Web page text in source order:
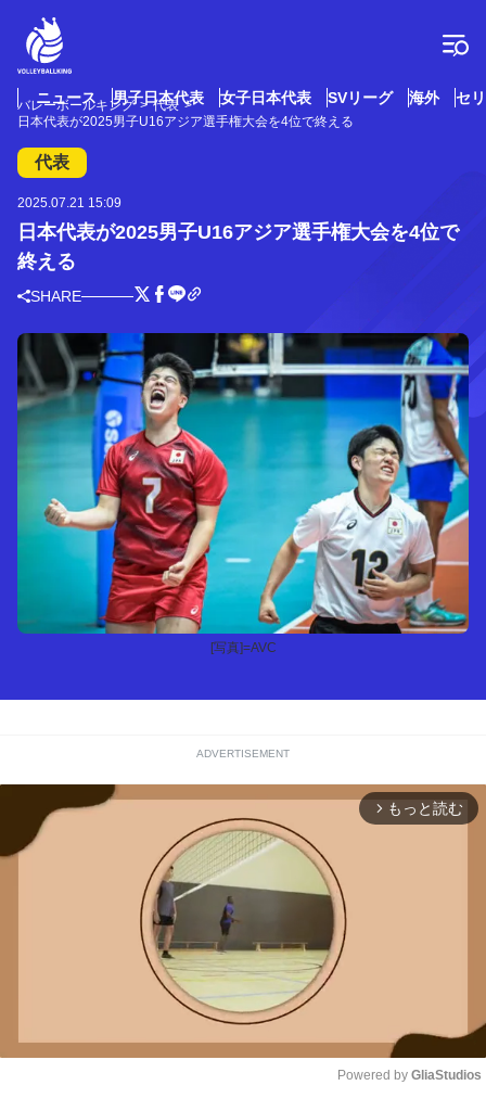
ニュース 男子日本代表 女子日本代表 SVリーグ 海外 セ
バレーボールキング
代表
日本代表が2025男子U16アジア選手権大会を4位で終える
代表
2025.07.21 15:09
日本代表が2025男子U16アジア選手権大会を4位で
終える
SHARE
[写真]=AVC
ADVERTISEMENT
arrow_forward_ios もっと読む
Powered by GliaStudios